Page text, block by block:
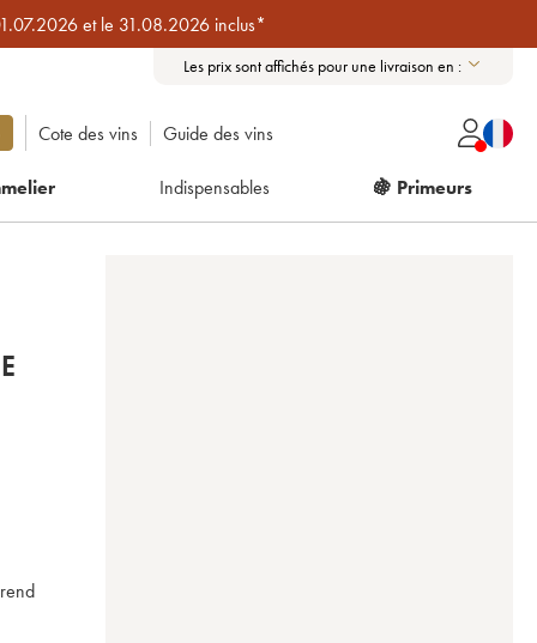
et le 31.08.2026 inclus*
Les prix sont affichés pour une livraison en :
Cote des vins Guide des vins
Indispensables 🍇 Primeurs